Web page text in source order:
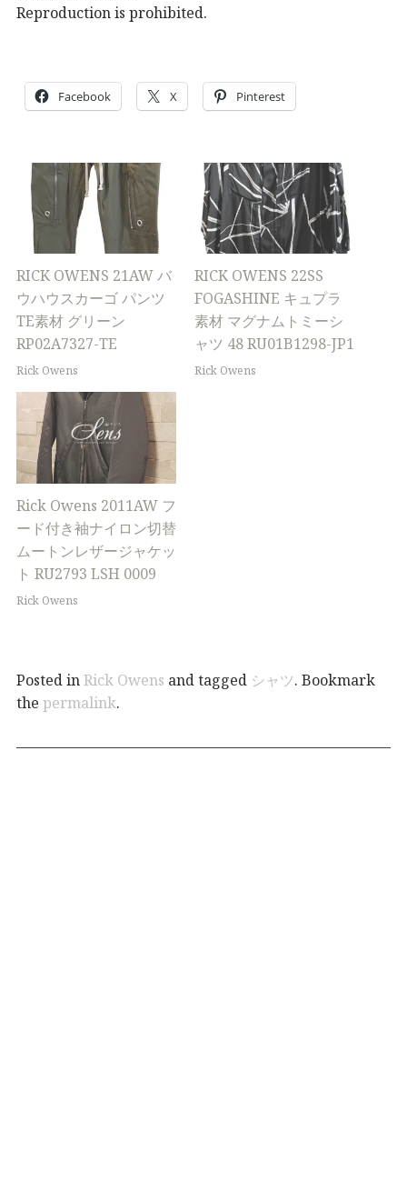
Reproduction is prohibited.
Facebook X Pinterest
RICK OWENS 21AW バ
ウハウスカーゴ パンツ
TE素材 グリーン
RP02A7327-TE
Rick Owens
RICK OWENS 22SS
FOGASHINE キュプラ
素材 マグナムトミーシ
ャツ 48 RU01B1298-JP1
Rick Owens
Rick Owens 2011AW フ
ード付き袖ナイロン切替
ムートンレザージャケッ
ト RU2793 LSH 0009
Rick Owens
Posted inRick Owens and tagged シャツ. Bookmark
the permalink.